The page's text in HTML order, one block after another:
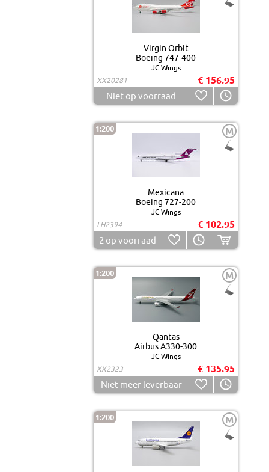
Virgin Orbit
Boeing 747-400
JC Wings
XX20281
€ 156.95
Niet op voorraad
1:200 M
Mexicana
Boeing 727-200
JC Wings
LH2394
€ 102.95
2 op voorraad
1:200 M
Qantas
Airbus A330-300
JC Wings
XX2323
€ 135.95
Niet meer leverbaar
1:200 M